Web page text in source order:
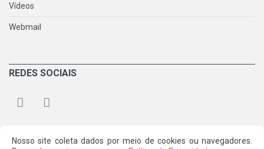
Vídeos
Webmail
REDES SOCIAIS
Nosso site coleta dados por meio de cookies ou navegadores.